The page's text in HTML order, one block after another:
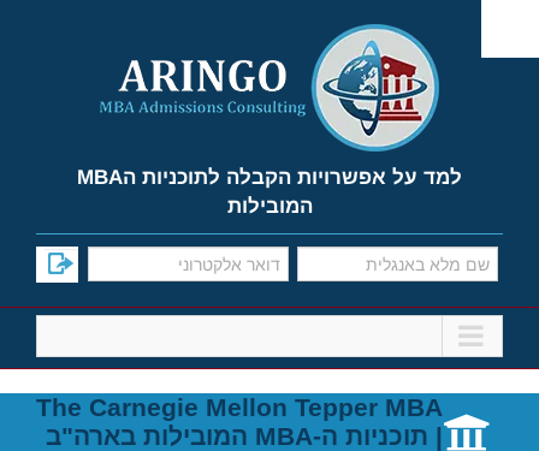
content
למד על אפשרויות הקבלה לתוכניות הMBA
המובילות
The Carnegie Mellon Tepper MBA
| תוכניות ה-MBA המובילות בארה"ב